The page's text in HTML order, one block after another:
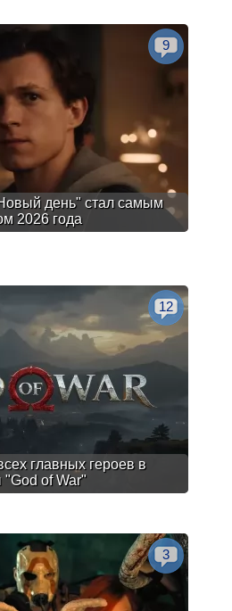
день" стал самым
2026 года
9
главных героев в
"God of War"
12
3